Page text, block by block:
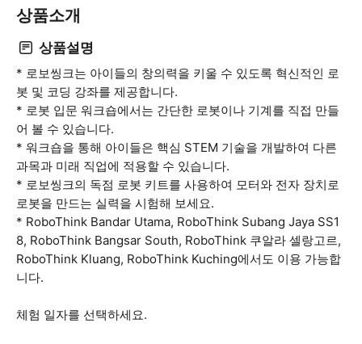
상품소개
상품설명
* 로보씽크는 아이들의 창의력을 키울 수 있도록 혁신적인 로
봇 및 코딩 강좌를 제공합니다.
* 로봇 입문 워크숍에서는 간단한 로봇이나 기계를 직접 만들
어 볼 수 있습니다.
* 워크숍을 통해 아이들은 핵심 STEM 기술을 개발하여 다른
과목과 미래 직업에 적용할 수 있습니다.
* 로보씽크의 독점 로봇 키트를 사용하여 모터와 전자 장치로
로봇을 만드는 실력을 시험해 보세요.
* RoboThink Bandar Utama, RoboThink Subang Jaya SS1
8, RoboThink Bangsar South, RoboThink 쿠알라 셀랑고르,
RoboThink Kluang, RoboThink Kuching에서도 이용 가능합
니다.
체험 일자를 선택하세요.